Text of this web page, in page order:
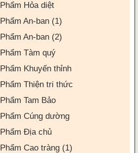
Phẩm Hỏa diệt
Phẩm An-ban (1)
Phẩm An-ban (2)
Phẩm Tàm quý
Phẩm Khuyến thỉnh
Phẩm Thiện tri thức
Phẩm Tam Bảo
Phẩm Cúng dường
Phẩm Ðịa chủ
Phẩm Cao tràng (1)